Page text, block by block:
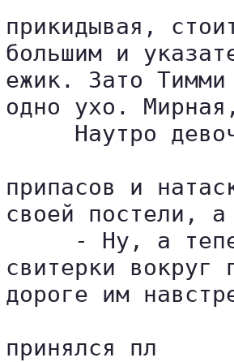
прикидывая,
большим и
ежик. Зато
одно ухо.
Наутро
припасов и
своей постели,
- Ну, а
свитерки
дороге им
принялся пл